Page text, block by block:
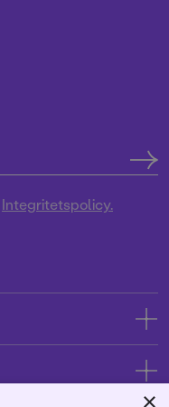
Integritetspolicy.